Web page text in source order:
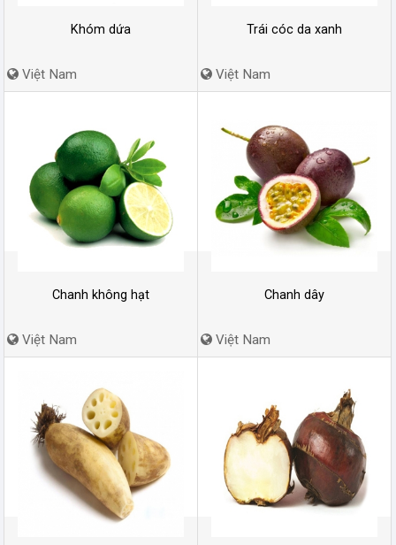
Khóm dứa
Việt Nam
Trái cóc da xanh
Việt Nam
Chanh không hạt
Việt Nam
Chanh dây
Việt Nam